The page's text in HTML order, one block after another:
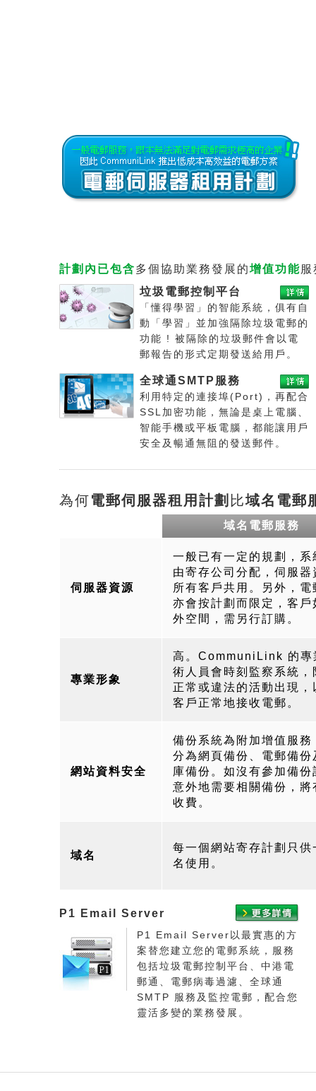
計劃內已包含多個協助業務發展的增值功能
垃圾電郵控制平台
「懂得學習」的智能系統，俱有自
動「學習」並加強隔除垃圾電郵的
功能 ! 被隔除的垃圾郵件會以電
郵報告的形式定期發送給用戶。
全球通SMTP服務
利用特定的連接埠(Port)，再配合
SSL加密功能，無論是桌上電腦、
智能手機或平板電腦，都能讓用戶
安全及暢通無阻的發送郵件。
為何電郵伺服器租用計劃 比域名電郵
域名電郵服務
伺服器資源
一般已有一定的規劃，系
由寄存公司分配，伺服器
所有客戶共用。另外，電
亦會按計劃而限定，客戶
外空間，需另行訂購。
專業形象
高。CommuniLink 的專
術人員會時刻監察系統，
正常或違法的活動出現，
客戶正常地接收電郵。
網站資料安全
備份系統為附加增值服務
分為網頁備份、電郵備份
庫備份。如沒有參加備份
意外地需要相關備份，將
收費。
域名
每一個網站寄存計劃只供
名使用。
P1 Email Server
P1 Email Server以最實惠的方
案替您建立您的電郵系統，服務
包括垃圾電郵控制平台、中港電
郵通、電郵病毒過濾、全球通
SMTP 服務及監控電郵，配合您
靈活多變的業務發展。